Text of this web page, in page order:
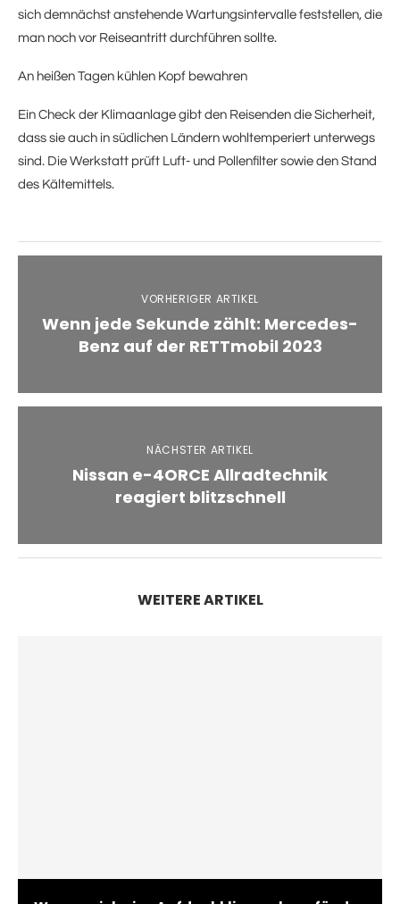
sich demnächst anstehende Wartungsintervalle feststellen, die
man noch vor Reiseantritt durchführen sollte.
An heißen Tagen kühlen Kopf bewahren
Ein Check der Klimaanlage gibt den Reisenden die Sicherheit,
dass sie auch in südlichen Ländern wohltemperiert unterwegs
sind. Die Werkstatt prüft Luft- und Pollenfilter sowie den Stand
des Kältemittels.
VORHERIGER ARTIKEL
Wenn jede Sekunde zählt: Mercedes-
Benz auf der RETTmobil 2023
NÄCHSTER ARTIKEL
Nissan e-4ORCE Allradtechnik
reagiert blitzschnell
WEITERE ARTIKEL